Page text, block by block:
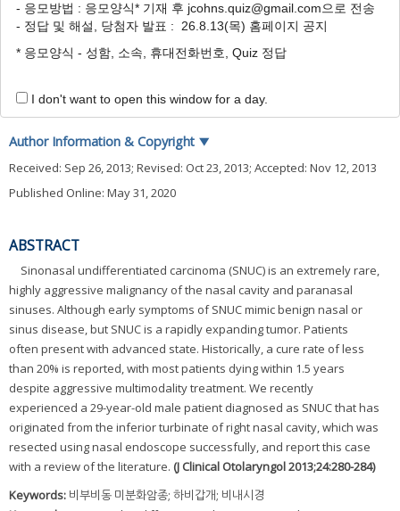
o
A Case of Endoscopic Resection of
Originating from Inferior Turbinate
Kwon2,*
Author Information & Copyright ▼
Received: Sep 26, 2013; Revised: Oct 23, 2013; Accepted: Nov 12, 2013
Published Online: May 31, 2020
ABSTRACT
Sinonasal undifferentiated carcinoma (SNUC) is an extremely rare,
highly aggressive malignancy of the nasal cavity and paranasal
sinuses. Although early symptoms of SNUC mimic benign nasal or
sinus disease, but SNUC is a rapidly expanding tumor. Patients
often present with advanced state. Historically, a cure rate of less
than 20% is reported, with most patients dying within 1.5 years
despite aggressive multimodality treatment. We recently
experienced a 29-year-old male patient diagnosed as SNUC that has
originated from the inferior turbinate of right nasal cavity, which was
resected using nasal endoscope successfully, and report this case
with a review of the literature. (J Clinical Otolaryngol 2013;24:280-284)
Keywords: 비부비동 미분화암종; 하비갑개; 비내시경
- 응모방법 : 응모양식* 기재 후 jcohns.quiz@gmail.com으로 전송
- 정답 및 해설, 당첨자 발표 : 26.8.13(목) 홈페이지 공지
* 응모양식 - 성함, 소속, 휴대전화번호, Quiz 정답
I don't want to open this window for a day.